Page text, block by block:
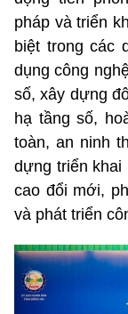
pháp và triển
biệt trong các
dụng công
số, xây dựng
hạ tầng số,
toàn, an ninh
dựng triển khai
cao đổi mới,
và phát triển